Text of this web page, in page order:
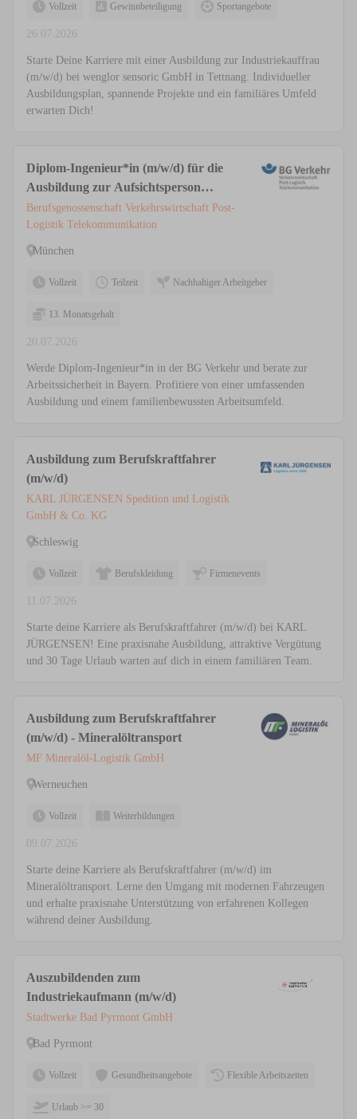
Vollzeit Gewinnbeteiligung Sportangebote
26.07.2026
Starte Deine Karriere mit einer Ausbildung zur Industriekauffrau
(m/w/d) bei wenglor sensoric GmbH in Tettnang. Individueller
Ausbildungsplan, spannende Projekte und ein familiäres Umfeld
erwarten Dich!
Diplom-Ingenieur*in (m/w/d) für die
Ausbildung zur Aufsichtsperson
(m/w/d)
Berufsgenossenschaft Verkehrswirtschaft Post-
Logistik Telekommunikation
München
Vollzeit Teilzeit Nachhaltiger Arbeitgeber
13. Monatsgehalt
20.07.2026
Werde Diplom-Ingenieur*in in der BG Verkehr und berate zur
Arbeitssicherheit in Bayern. Profitiere von einer umfassenden
Ausbildung und einem familienbewussten Arbeitsumfeld.
Ausbildung zum Berufskraftfahrer
(m/w/d)
KARL JÜRGENSEN Spedition und Logistik
GmbH & Co. KG
Schleswig
Vollzeit Berufskleidung Firmenevents
11.07.2026
Starte deine Karriere als Berufskraftfahrer (m/w/d) bei KARL
JÜRGENSEN! Eine praxisnahe Ausbildung, attraktive Vergütung
und 30 Tage Urlaub warten auf dich in einem familiären Team.
Ausbildung zum Berufskraftfahrer
(m/w/d) - Mineralöltransport
MF Mineralöl-Logistik GmbH
Werneuchen
Vollzeit Weiterbildungen
09.07.2026
Starte deine Karriere als Berufskraftfahrer (m/w/d) im
Mineralöltransport. Lerne den Umgang mit modernen Fahrzeugen
und erhalte praxisnahe Unterstützung von erfahrenen Kollegen
während deiner Ausbildung.
Auszubildenden zum
Industriekaufmann (m/w/d)
Stadtwerke Bad Pyrmont GmbH
Bad Pyrmont
Vollzeit Gesundheitsangebote Flexible Arbeitszeiten
Urlaub >= 30